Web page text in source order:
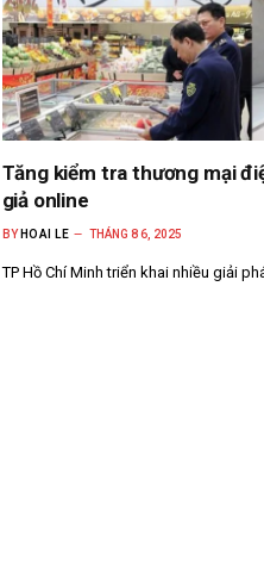
Tăng kiểm tra thương mại
giả online
BY HOAI LE THÁNG 8 6, 2025
TP Hồ Chí Minh triển khai nhiều giải